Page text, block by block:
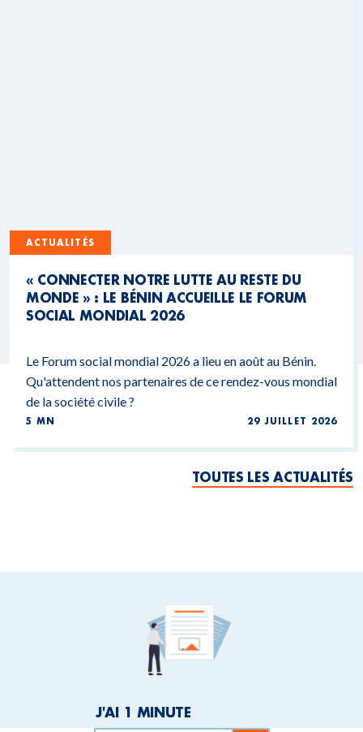
ACTUALITÉS
« CONNECTER NOTRE LUTTE AU RESTE DU
MONDE » : LE BÉNIN ACCUEILLE LE FORUM
SOCIAL MONDIAL 2026
Le Forum social mondial 2026 a lieu en août au Bénin.
Qu'attendent nos partenaires de ce rendez-vous mondial
de la société civile ?
5 MN 29 JUILLET 2026
TOUTES LES ACTUALITÉS
J'AI 1 MINUTE